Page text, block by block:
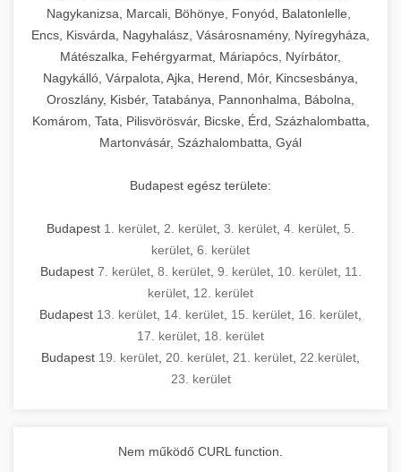
Nagykanizsa, Marcali, Böhönye, Fonyód, Balatonlelle,
Encs, Kisvárda, Nagyhalász, Vásárosnamény, Nyíregyháza,
Mátészalka, Fehérgyarmat, Máriapócs, Nyírbátor,
Nagykálló, Várpalota, Ajka, Herend, Mór, Kincsesbánya,
Oroszlány, Kisbér, Tatabánya, Pannonhalma, Bábolna,
Komárom, Tata, Pilisvörösvár, Bicske, Érd, Százhalombatta,
Martonvásár, Százhalombatta, Gyál
Budapest egész területe:
Budapest 1. kerület 2. kerület 3. kerület 4. kerület 5.
kerület 6. kerület
Budapest 7. kerület, 8. kerület, 9. kerület, 10. kerület, 11.
kerület 12. kerület
Budapest 13. kerület 14. kerület 15. kerület 16. kerület
17. kerület 18. kerület
Budapest 19. kerület 20. kerület 21. kerület 22.kerület
23. kerület
Nem működő CURL function.